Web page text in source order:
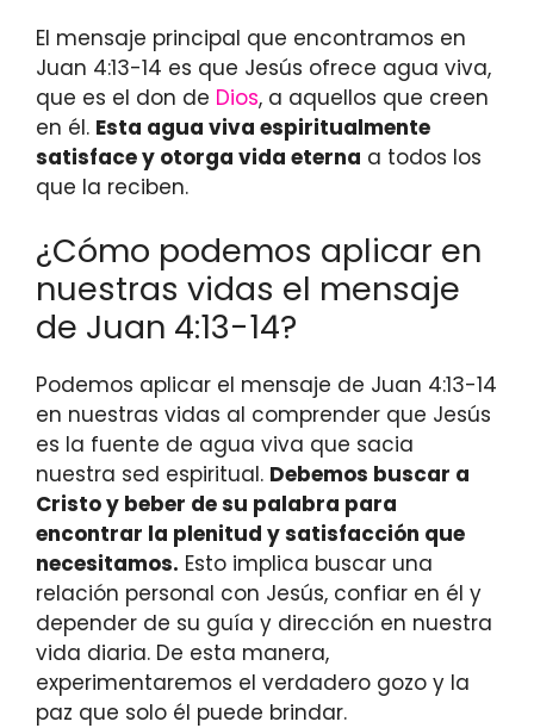
El mensaje principal que encontramos en
Juan 4:13-14 es que Jesús ofrece agua viva,
que es el don de Dios, a aquellos que creen
en él. Esta agua viva espiritualmente
satisface y otorga vida eterna a todos los
que la reciben.
¿Cómo podemos aplicar en
nuestras vidas el mensaje
de Juan 4:13-14?
Podemos aplicar el mensaje de Juan 4:13-14
en nuestras vidas al comprender que Jesús
es la fuente de agua viva que sacia
nuestra sed espiritual. Debemos buscar a
Cristo y beber de su palabra para
encontrar la plenitud y satisfacción que
necesitamos. Esto implica buscar una
relación personal con Jesús, confiar en él y
depender de su guía y dirección en nuestra
vida diaria. De esta manera,
experimentaremos el verdadero gozo y la
paz que solo él puede brindar.